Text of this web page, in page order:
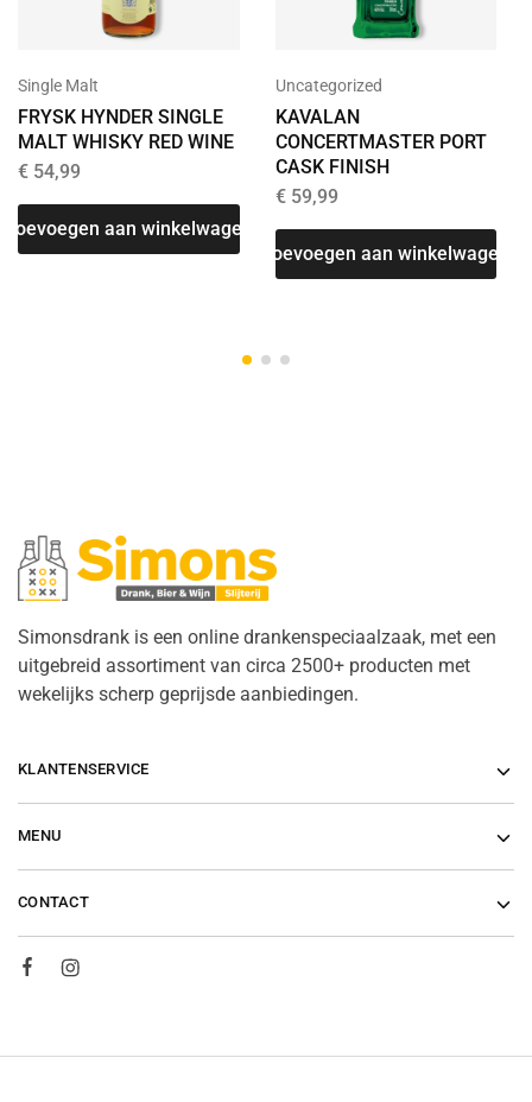
Single Malt
FRYSK HYNDER SINGLE
MALT WHISKY RED WINE
€ 54,99
Toevoegen aan winkelwagen
Uncategorized
KAVALAN
CONCERTMASTER PORT
CASK FINISH
€59,99
Toevoegen aan winkelwagen
Simonsdrank is een online drankenspeciaalzaak, met een
uitgebreid assortiment van circa 2500+ producten met
wekelijks scherp geprijsde aanbiedingen.
KLANTENSERVICE
MENU
CONTACT